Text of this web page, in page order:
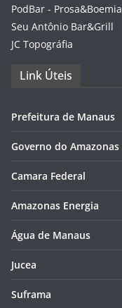
PodBar - Prosa&Boemia
Seu Antônio Bar&Grill
JC Topográfia
Link Úteis
Prefeitura de Manaus
Governo do Amazonas
Camara Federal
Amazonas Energia
Água de Manaus
Jucea
Suframa